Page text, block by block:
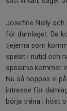
Josefine Nelly och
för damlaget. De
tjejerna som
spelat i nutid och
spelarna kommer
Nu så hoppas vi
intresse för
börja träna i höst